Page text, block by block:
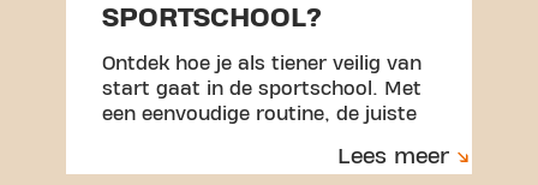
SPORTSCHOOL?
Ontdek hoe je als tiener veilig van
start gaat in de sportschool. Met
een eenvoudige routine, de juiste
vertrouwen te trainen en blessures
Lees meer